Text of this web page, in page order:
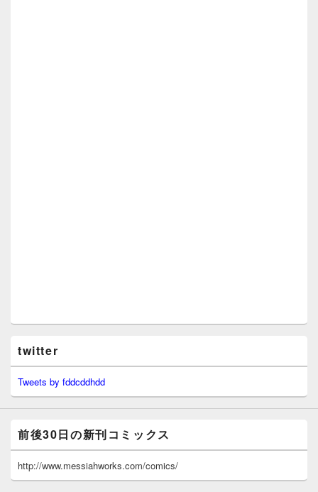
twitter
Tweets by fddcddhdd
前後30日の新刊コミックス
http://www.messiahworks.com/comics/